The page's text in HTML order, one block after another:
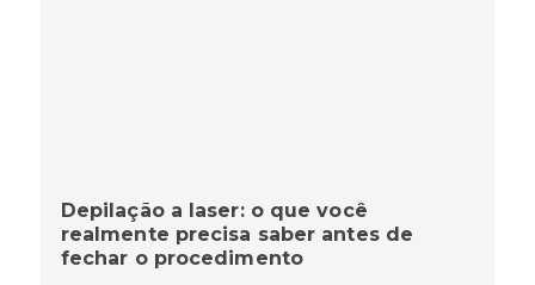
Depilação a laser: o que você
realmente precisa saber antes de
fechar o procedimento